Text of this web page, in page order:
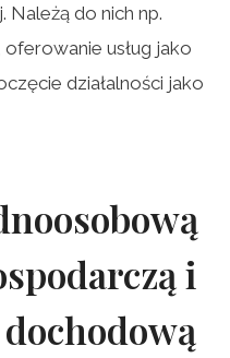
Należą do nich np.
usług jako
działalności jako
i